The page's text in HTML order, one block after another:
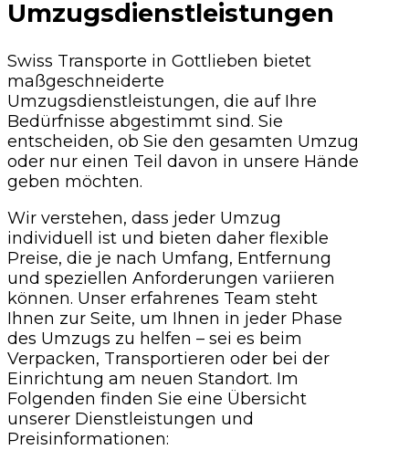
Umzugsdienstleistungen
Swiss Transporte in Gottlieben bietet
maßgeschneiderte
Umzugsdienstleistungen, die auf Ihre
Bedürfnisse abgestimmt sind. Sie
entscheiden, ob Sie den gesamten Umzug
oder nur einen Teil davon in unsere Hände
geben möchten.
Wir verstehen, dass jeder Umzug
individuell ist und bieten daher flexible
Preise, die je nach Umfang, Entfernung
und speziellen Anforderungen variieren
können. Unser erfahrenes Team steht
Ihnen zur Seite, um Ihnen in jeder Phase
des Umzugs zu helfen – sei es beim
Verpacken, Transportieren oder bei der
Einrichtung am neuen Standort. Im
Folgenden finden Sie eine Übersicht
unserer Dienstleistungen und
Preisinformationen: